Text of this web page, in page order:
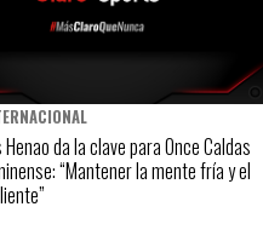
Henao da la clave para Once Caldas
“Mantener la mente fría y el